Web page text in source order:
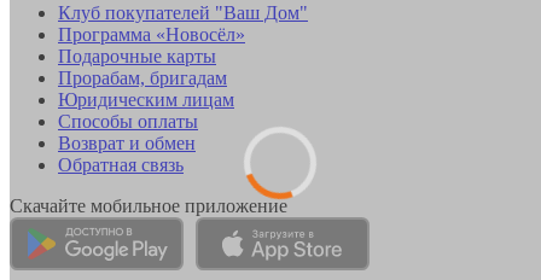
Клуб покупателей "Ваш Дом"
Программа «Новосёл»
Подарочные карты
Прорабам, бригадам
Юридическим лицам
Способы оплаты
Возврат и обмен
Обратная связь
Скачайте мобильное приложение